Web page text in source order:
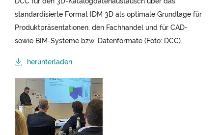
standardisierte Format IDM 3D als optimale Grundlage für
Produktpräsentationen, den Fachhandel und für CAD-
sowie BIM-Systeme bzw. Datenformate (Foto: DCC).
herunterladen